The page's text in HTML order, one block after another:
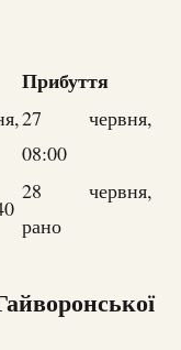
Прибуття
27 червня,
08:00
28 червня,
рано